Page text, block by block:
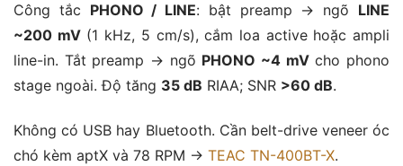
Công tắc PHONO / LINE: bật preamp → ngõ LINE
~200 mV(1 kHz, 5 cm/s), cắm loa active hoặc ampli
line-in. Tắt preamp → ngõ PHONO ~4 mVcho phono
stage ngoài. Độ tăng 35 dB RIAA; SNR >60 dB.
Không có USB hay Bluetooth. Cần belt-drive veneer óc
chó kèm aptX và 78 RPM → TEAC TN-400BT-X.